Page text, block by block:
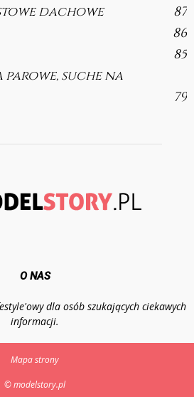
dachowe
87
86
85
suche na
79
O NAS
dla osób szukających ciekawych
informacji.
Mapa strony
© modelstory.pl